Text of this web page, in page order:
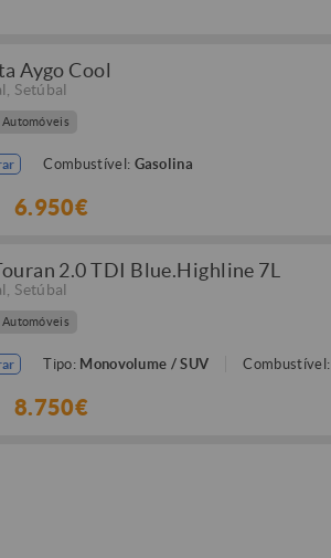
Aygo Cool
Setúbal
Automóveis
Combustível: Gasolina
6.950€
2.0 TDI Blue.Highline 7L
Setúbal
Automóveis
Tipo: Monovolume / SUV Combustível:
8.750€